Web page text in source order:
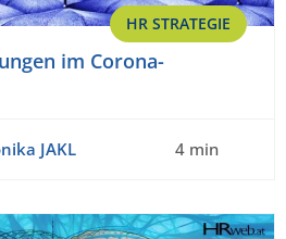
HR STRATEGIE
im Corona-
JAKL 4 min